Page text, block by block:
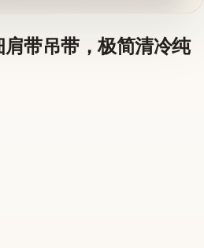
带吊带，极简清冷纯